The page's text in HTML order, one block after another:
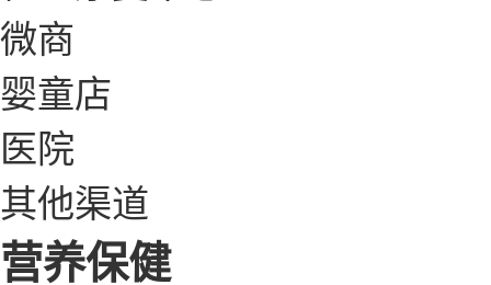
微商
婴童店
医院
其他渠道
营养保健